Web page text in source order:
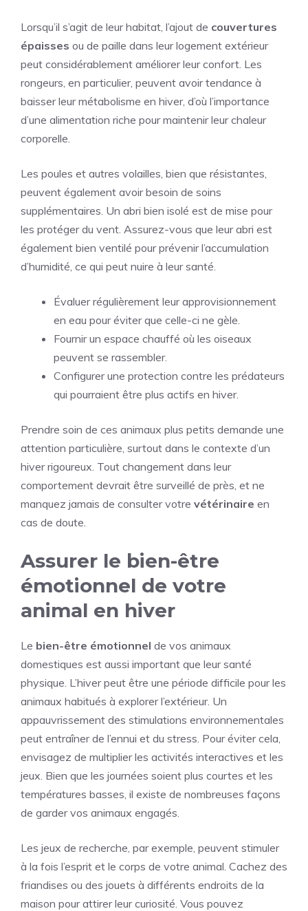
Lorsqu’il s’agit de leur habitat, l’ajout de couvertures
épaisses ou de paille dans leur logement extérieur
peut considérablement améliorer leur confort. Les
rongeurs, en particulier, peuvent avoir tendance à
baisser leur métabolisme en hiver, d’où l’importance
d’une alimentation riche pour maintenir leur chaleur
corporelle.
Les poules et autres volailles, bien que résistantes,
peuvent également avoir besoin de soins
supplémentaires. Un abri bien isolé est de mise pour
les protéger du vent. Assurez-vous que leur abri est
également bien ventilé pour prévenir l’accumulation
d’humidité, ce qui peut nuire à leur santé.
Évaluer régulièrement leur approvisionnement
en eau pour éviter que celle-ci ne gèle.
Fournir un espace chauffé où les oiseaux
peuvent se rassembler.
Configurer une protection contre les prédateurs
qui pourraient être plus actifs en hiver.
Prendre soin de ces animaux plus petits demande une
attention particulière, surtout dans le contexte d’un
hiver rigoureux. Tout changement dans leur
comportement devrait être surveillé de près, et ne
manquez jamais de consulter votre vétérinaire en
cas de doute.
Assurer le bien-être
émotionnel de votre
animal en hiver
Le bien-être émotionnel de vos animaux
domestiques est aussi important que leur santé
physique. L’hiver peut être une période difficile pour les
animaux habitués à explorer l’extérieur. Un
appauvrissement des stimulations environnementales
peut entraîner de l’ennui et du stress. Pour éviter cela,
envisagez de multiplier les activités interactives et les
jeux. Bien que les journées soient plus courtes et les
températures basses, il existe de nombreuses façons
de garder vos animaux engagés.
Les jeux de recherche, par exemple, peuvent stimuler
à la fois l’esprit et le corps de votre animal. Cachez des
friandises ou des jouets à différents endroits de la
maison pour attirer leur curiosité. Vous pouvez